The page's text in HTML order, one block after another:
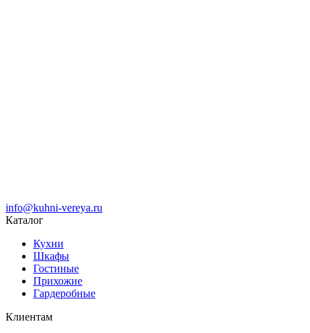
info@kuhni-vereya.ru
Каталог
Кухни
Шкафы
Гостиные
Прихожие
Гардеробные
Клиентам